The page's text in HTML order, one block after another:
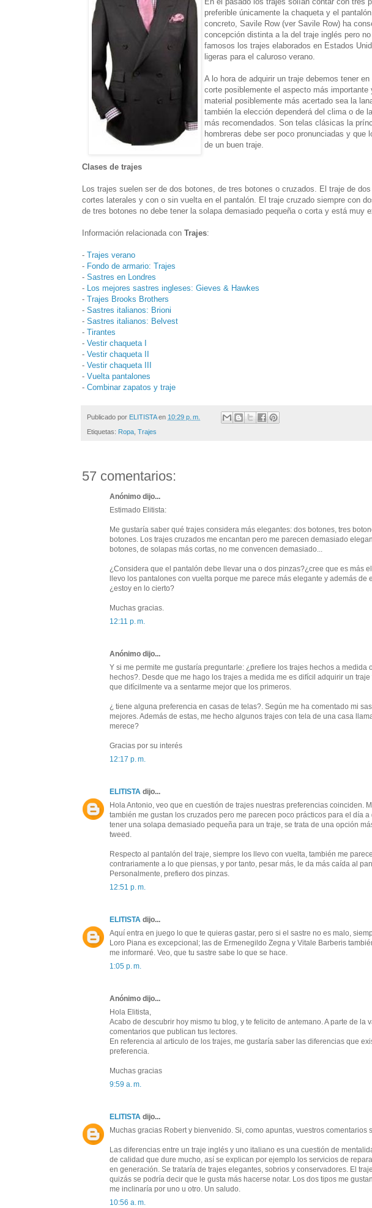
preferible únicamente la chaqueta y el
concreto, Savile Row (ver Savile Row) ha
concepción distinta a la del traje inglés pero
famosos los trajes elaborados en Estados
ligeras para el caluroso verano.
A lo hora de adquirir un traje debemos tener
corte posiblemente el aspecto más
material posiblemente más acertado sea la
también la elección dependerá del clima o de
más recomendados. Son telas clásicas la
hombreras debe ser poco pronunciadas y
de un buen traje.
Clases de trajes
Los trajes suelen ser de dos botones, de tres botones o cruzados. El traje de
cortes laterales y con o sin vuelta en el pantalón. El traje cruzado siempre con
de tres botones no debe tener la solapa demasiado pequeña o corta y está muy
Información relacionada con Trajes:
- Trajes verano
- Fondo de armario: Trajes
- Sastres en Londres
- Los mejores sastres ingleses: Gieves & Hawkes
- Trajes Brooks Brothers
- Sastres italianos: Brioni
- Sastres italianos: Belvest
- Tirantes
- Vestir chaqueta I
- Vestir chaqueta II
- Vestir chaqueta III
- Vuelta pantalones
- Combinar zapatos y traje
Publicado por ELITISTA en 10:29 p. m.
Etiquetas: Ropa Trajes
57 comentarios:
Anónimo dijo...
Estimado Elitista:
Me gustaría saber qué trajes considera más elegantes: dos botones, tres
botones. Los trajes cruzados me encantan pero me parecen demasiado
botones, de solapas más cortas, no me convencen demasiado...
¿Considera que el pantalón debe llevar una o dos pinzas?¿cree que es más
llevo los pantalones con vuelta porque me parece más elegante y además
¿estoy en lo cierto?
Muchas gracias.
12:11 p. m.
Anónimo dijo...
Y si me permite me gustaría preguntarle: ¿prefiere los trajes hechos a
hechos?. Desde que me hago los trajes a medida me es difícil adquirir un
que difícilmente va a sentarme mejor que los primeros.
¿ tiene alguna preferencia en casas de telas?. Según me ha comentado mi
mejores. Además de estas, me hecho algunos trajes con tela de una casa
merece?
Gracias por su interés
12:17 p. m.
ELITISTA dijo...
Hola Antonio, veo que en cuestión de trajes nuestras preferencias coinciden.
también me gustan los cruzados pero me parecen poco prácticos para el día
tener una solapa demasiado pequeña para un traje, se trata de una opción
tweed.
Respecto al pantalón del traje, siempre los llevo con vuelta, también me
contrariamente a lo que piensas, y por tanto, pesar más, le da más caída al
Personalmente, prefiero dos pinzas.
12:51 p. m.
ELITISTA dijo...
Aquí entra en juego lo que te quieras gastar, pero si el sastre no es malo,
Loro Piana es excepcional; las de Ermenegildo Zegna y Vitale Barberis
me informaré. Veo, que tu sastre sabe lo que se hace.
1:05 p. m.
Anónimo dijo...
Hola Elitista,
Acabo de descubrir hoy mismo tu blog, y te felicito de antemano. A parte de
comentarios que publican tus lectores.
En referencia al articulo de los trajes, me gustaría saber las diferencias que
preferencia.
Muchas gracias
9:59 a. m.
ELITISTA dijo...
Muchas gracias Robert y bienvenido. Si, como apuntas, vuestros
Las diferencias entre un traje inglés y uno italiano es una cuestión de
de calidad que dure mucho, así se explican por ejemplo los servicios de
en generación. Se trataría de trajes elegantes, sobrios y conservadores. El
quizás se podría decir que le gusta más hacerse notar. Los dos tipos me
me inclinaría por uno u otro. Un saludo.
10:56 a. m.